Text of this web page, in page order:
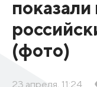
показали
(фото)
23 апреля, 11:24